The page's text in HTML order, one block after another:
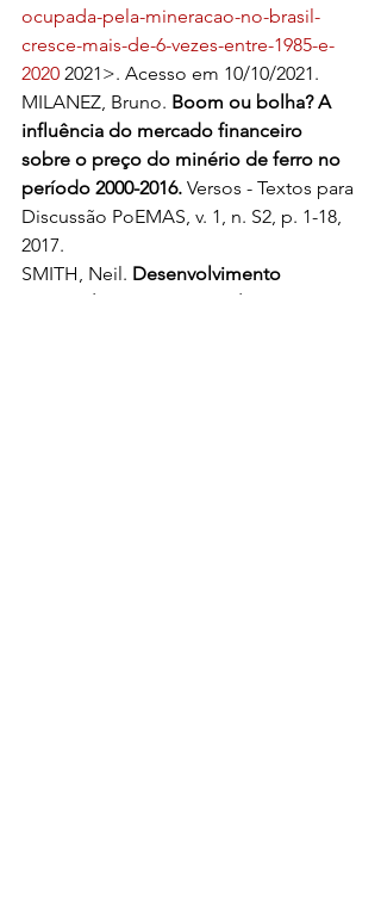
ocupada-pela-mineracao-no-brasil-
cresce-mais-de-6-vezes-entre-1985-e-
2020 2021>. Acesso em 10/10/2021.
MILANEZ, Bruno. Boom ou bolha? A
influência do mercado financeiro
sobre o preço do minério de ferro no
período 2000-2016. Versos - Textos para
Discussão PoEMAS, v. 1, n. S2, p. 1-18,
2017.
SMITH, Neil. Desenvolvimento